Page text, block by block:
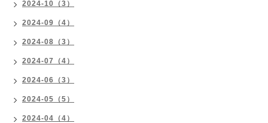
2024-10（3）
2024-09（4）
2024-08（3）
2024-07（4）
2024-06（3）
2024-05（5）
2024-04（4）